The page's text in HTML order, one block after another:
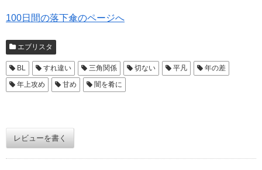
100日間の落下傘のページへ
エブリスタ
BL すれ違い 三角関係 切ない 平凡
年の差
年上攻め
甘め 闇を肴に
レビューを書く